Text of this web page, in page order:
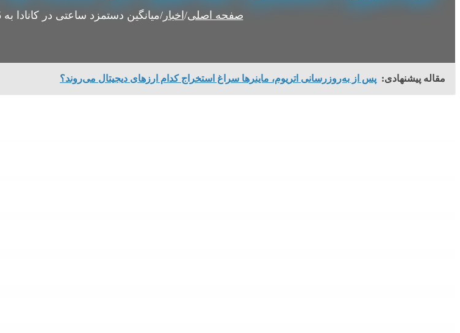
صفحه اصلی/ اخبار/میانگین دستمزد ساعتی در کانادا به 34.95 دلار رسیده است
مقاله پیشنهادی: پس از به‌روزرسانی اتریوم، ماینرها سراغ استخراج کدام ارزهای دیجیتال می‌روند؟